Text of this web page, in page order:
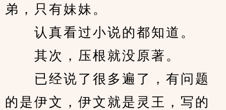
弟，只有妹妹。
认真看过小说的都知道。
其次，压根就没原著。
已经说了很多遍了，有问题
的是伊文，伊文就是灵王，写的